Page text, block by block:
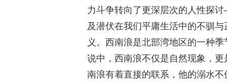
力斗争转向了更深层次的人性探
及潜伏在我们平庸生活中的不驯
义。西南浪是北部湾地区的一种
说中，西南浪不仅是自然现象，
南浪有着直接的联系，他的溺水